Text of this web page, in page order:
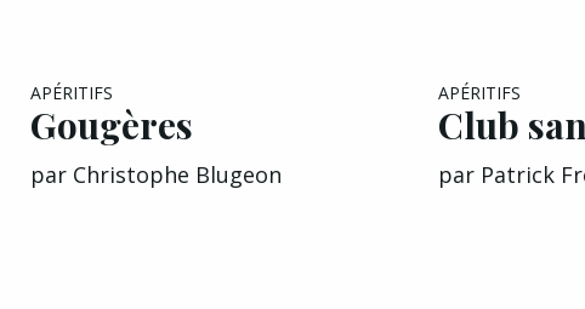
APÉRITIFS
Gougères
par Christophe Blugeon
APÉRITIFS
Club
par Patrick